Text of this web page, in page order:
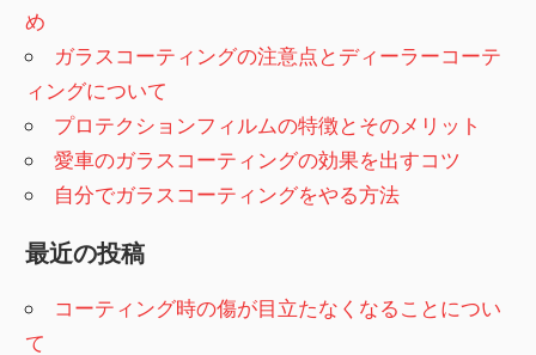
め
ガラスコーティングの注意点とディーラーコーテ
ィングについて
プロテクションフィルムの特徴とそのメリット
愛車のガラスコーティングの効果を出すコツ
自分でガラスコーティングをやる方法
最近の投稿
コーティング時の傷が目立たなくなることについ
て